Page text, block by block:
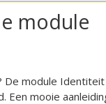
module
De module
Een mooie